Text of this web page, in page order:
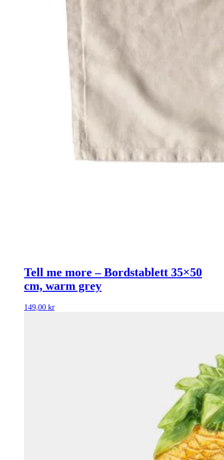
Tell me more – Bordstablett 35×50
cm, warm grey
149,00 kr